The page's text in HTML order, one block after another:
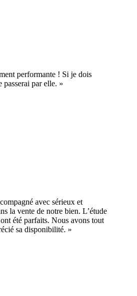
performante ! Si je dois
passerai par elle. »
avec sérieux et
la vente de notre bien. L’étude
été parfaits. Nous avons tout
sa disponibilité. »